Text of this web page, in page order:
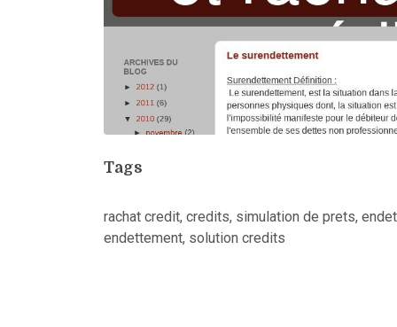
Tags
rachat credit, credits, simulation de prets,
endettement, solution credits